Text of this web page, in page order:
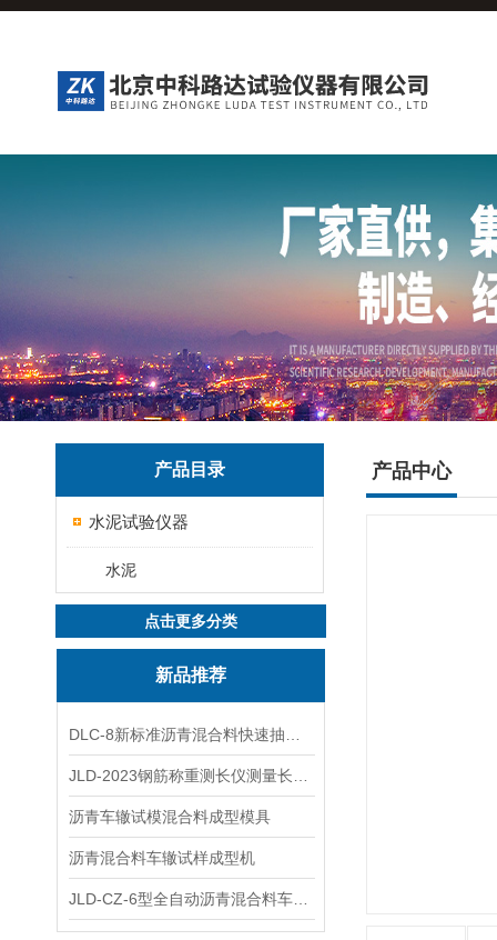
产品目录
水泥试验仪器
水泥
点击更多分类
新品推荐
沥青车辙试模混合料成型模具
沥青混合料车辙试样成型机
产品中心